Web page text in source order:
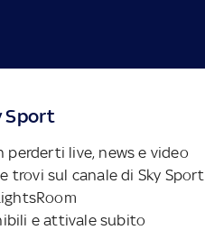
Sport
perderti live, news e video
trovi sul canale di Sky Sport
e attivale subito